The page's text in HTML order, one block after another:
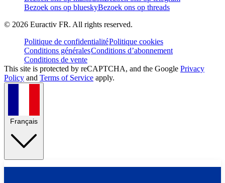
Bezoek ons op blueskyBezoek ons op threads
© 2026 Euractiv FR. All rights reserved.
Politique de confidentialitéPolitique cookies
Conditions généralesConditions d’abonnement
Conditions de vente
This site is protected by reCAPTCHA, and the Google Privacy
Policy and Terms of Service apply.
Français